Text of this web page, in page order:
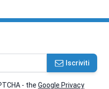
Iscriviti
- the Google Privacy